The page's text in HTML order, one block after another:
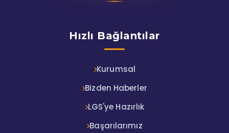
Hızlı Bağlantılar
Kurumsal
Bizden Haberler
LGS'ye Hazırlık
Başarılarımız